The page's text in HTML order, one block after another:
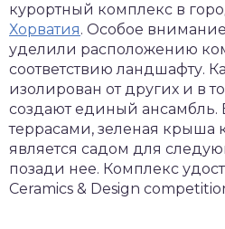
курортный комплекс в
Хорватия. Особое
уделили расположению
соответствию ландшафту.
изолирован от других и в
создают единый
террасами, зеленая крыша
является садом для
позади нее. Комплекс
Ceramics & Design